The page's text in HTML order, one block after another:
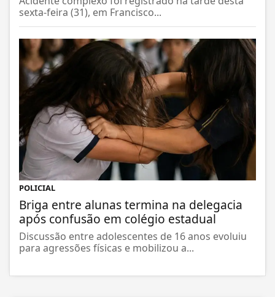
sexta-feira (31), em Francisco...
POLICIAL
Briga entre alunas termina na delegacia
após confusão em colégio estadual
Discussão entre adolescentes de 16 anos evoluiu
para agressões físicas e mobilizou a...